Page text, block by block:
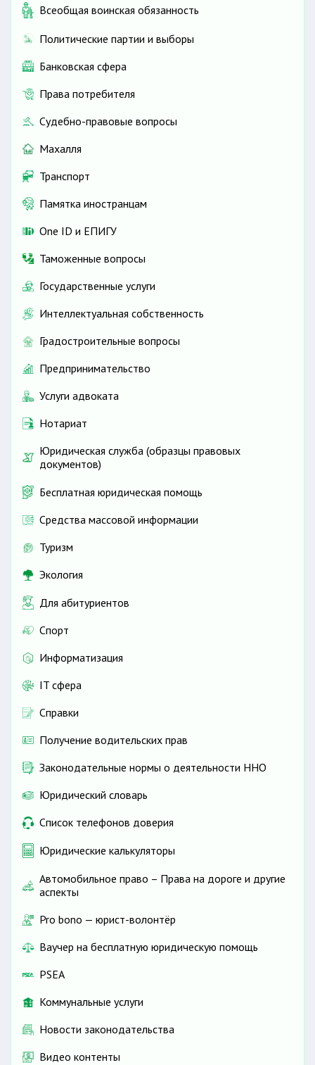
Всеобщая воинская обязанность
Политические партии и выборы
Банковская сфера
Права потребителя
Судебно-правовые вопросы
Махалля
Транспорт
Памятка иностранцам
One ID и ЕПИГУ
Таможенные вопросы
Государственные услуги
Интеллектуальная собственность
Градостроительные вопросы
Предпринимательство
Услуги адвоката
Нотариат
Юридическая служба (образцы правовых
документов)
Бесплатная юридическая помощь
Средства массовой информации
Туризм
Экология
Для абитуриентов
Спорт
Информатизация
IT сфера
Справки
Получение водительских прав
Законодательные нормы о деятельности ННО
Юридический словарь
Список телефонов доверия
Юридические калькуляторы
Автомобильное право – Права на дороге и другие
аспекты
Pro bono — юрист-волонтёр
Ваучер на бесплатную юридическую помощь
PSEA
Коммунальные услуги
Новости законодательства
Видео контенты